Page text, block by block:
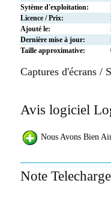
Sytème d'exploitation:
Licence / Prix:
Ajouté le:
Dernière mise à jour:
Taille approximative:
Captures d'écrans /
Avis logiciel
Nous Avons Bien
Note